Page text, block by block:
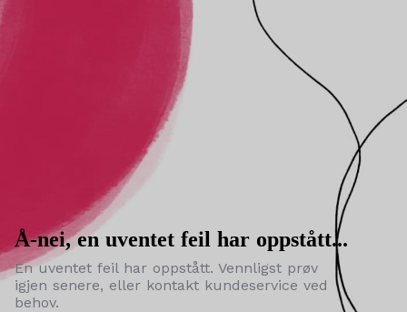
Å-nei, en uventet feil har oppstått...
En uventet feil har oppstått. Vennligst prøv
igjen senere, eller kontakt kundeservice ved
behov.